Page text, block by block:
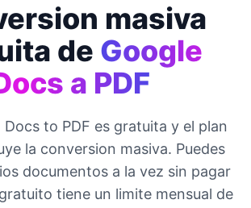
masiva
de Google
a PDF
to PDF es gratuita y el plan
la conversion masiva. Puedes
documentos a la vez sin pagar
tiene un limite mensual de